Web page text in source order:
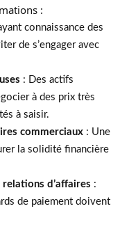
:
connaissance des
de s’engager avec
: Des actifs
à des prix très
à saisir.
commerciaux : Une
la solidité financière
d’affaires :
de paiement doivent